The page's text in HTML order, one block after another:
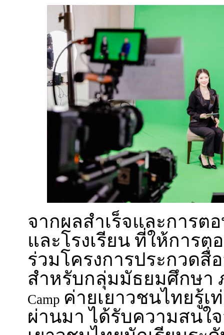
จากผลสำเร็จและการต
และโรงเรียน ที่ให้การต
ร่วมโครงการประกวดสื่
สำหรับกลุ่มมัธยมศึกษา
Camp ค่ายเยาวชนไทยรู้เ
ผ่านมา ได้รับความสนใ